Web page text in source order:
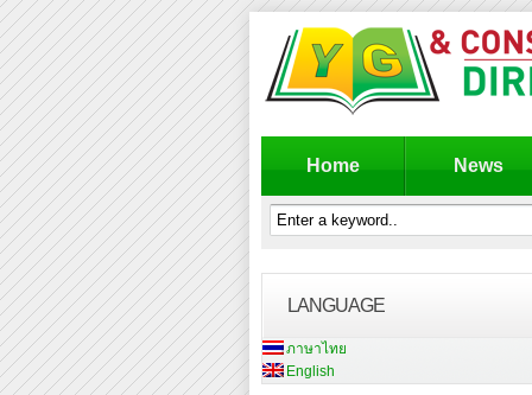
Home News
LANGUAGE
ภาษาไทย
English